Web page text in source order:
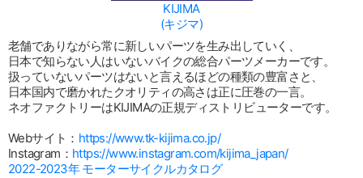
KIJIMA
(キジマ)
老舗でありながら常に新しいパーツを生み出していく、
日本で知らない人はいないバイクの総合パーツメーカーです。
扱っていないパーツはないと言えるほどの種類の豊富さと、
日本国内で磨かれたクオリティの高さは正に圧巻の一言。
ネオファクトリーはKIJIMAの正規ディストリビューターです。
Webサイト： https://www.tk-kijima.co.jp/
Instagram： https://www.instagram.com/kijima_japan/
2022-2023年 モーターサイクルカタログ